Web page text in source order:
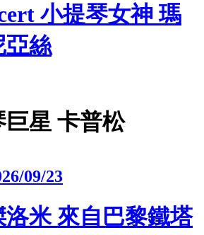
小提琴女神 瑪
亞絲
巨星 卡普松
09/23
米 來自巴黎鐵塔